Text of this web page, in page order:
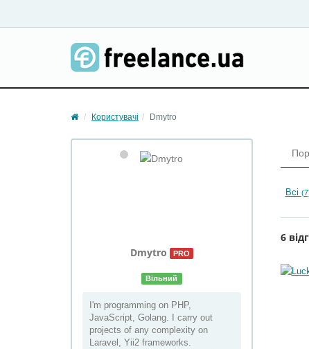
Користувачі Dmytro
Dmytro PRO
Вільний
I'm programming on PHP,
JavaScript, Golang. I carry out
projects of any complexity on
Laravel, Yii2 frameworks.
Всі
6